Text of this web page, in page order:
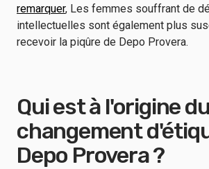
remarquer, Les femmes souffrant de
intellectuelles sont également plus
recevoir la piqûre de Depo Provera.
Qui est à l'origine du
changement
Depo Provera ?